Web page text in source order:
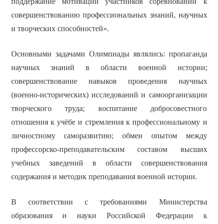
совершенствованию профессиональных знаний, научных
и творческих способностей».
Основными задачами Олимпиады являлись: пропаганда
научных знаний в области военной истории;
совершенствование навыков проведения научных
(военно-исторических) исследований и самоорганизации
творческого труда; воспитание добросовестного
отношения к учёбе и стремления к профессиональному и
личностному саморазвитию; обмен опытом между
профессорско-преподавательским составом высших
учебных заведений в области совершенствования
содержания и методик преподавания военной истории.
В соответствии с требованиями Министерства
образования и науки Российской Федерации к